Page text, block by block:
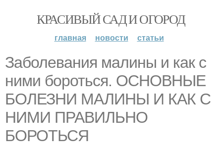
КРАСИВЫЙ САД И ОГОРОД
главная новости статьи
Заболевания малины и как с
ними бороться. ОСНОВНЫЕ
БОЛЕЗНИ МАЛИНЫ И КАК С
НИМИ ПРАВИЛЬНО
БОРОТЬСЯ